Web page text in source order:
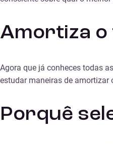
Amortiza o
Agora que já conheces todas
estudar maneiras de amortizar
Porquê